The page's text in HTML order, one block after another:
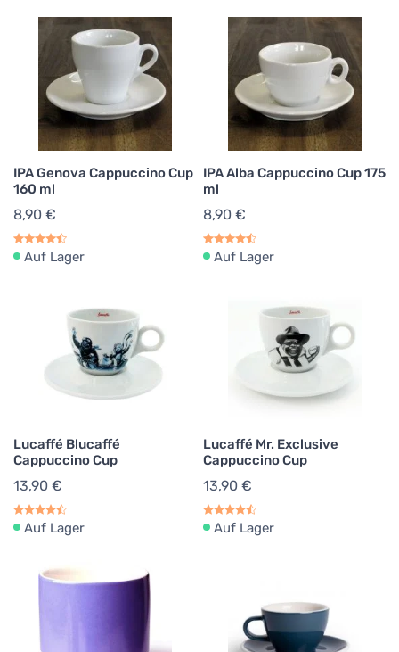
IPA Genova Cappuccino Cup
160 ml
8,90 €
Auf Lager
IPA Alba Cappuccino Cup 175
ml
8,90 €
Auf Lager
Lucaffé Blucaffé
Cappuccino Cup
13,90 €
Auf Lager
Lucaffé Mr. Exclusive
Cappuccino Cup
13,90 €
Auf Lager